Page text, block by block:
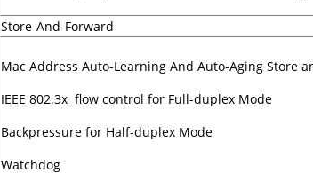
Store-And-Forward
Mac Address Auto-Learning And Auto-Aging Store
IEEE 802.3x flow control for Full-duplex Mode
Backpressure for Half-duplex Mode
Watchdog